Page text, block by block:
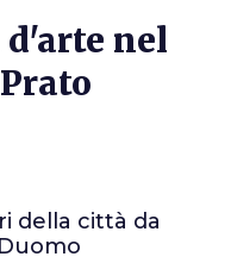
d'arte nel
della città da